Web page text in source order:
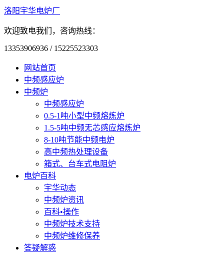
洛阳宇华电炉厂
欢迎致电我们，咨询热线：
13353906936 / 15225523303
网站首页
中频感应炉
中频炉
中频感应炉
0.5-1吨小型中频熔炼炉
1.5-5吨中频无芯感应熔炼炉
8-10吨节能中频电炉
高中频热处理设备
箱式、台车式电阻炉
电炉百科
宇华动态
中频炉资讯
百科•操作
中频炉技术支持
中频炉维修保养
答疑解惑